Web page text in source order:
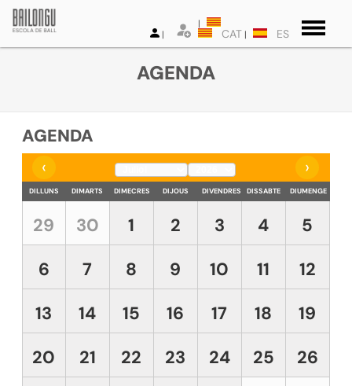
CAT ES
AGENDA
AGENDA
‹
›
DILLUNS DIMARTS DIMECRES DIJOUS DIVENDRES DISSABTE DIUMENGE
29 30 1 2 3 4
5
6
7 8 9 10 11
12
13
14 15 16 17 18
19
20
21 22 23 24 25
26